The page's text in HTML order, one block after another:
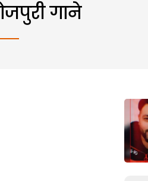
गाने